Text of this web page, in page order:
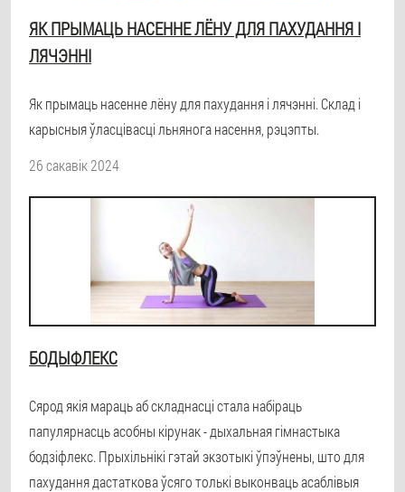
ЯК ПРЫМАЦЬ НАСЕННЕ ЛЁНУ ДЛЯ ПАХУДАННЯ І
ЛЯЧЭННІ
Як прымаць насенне лёну для пахудання і лячэнні. Склад і
карысныя ўласцівасці льнянога насення, рэцэпты.
26 сакавік 2024
БОДЫФЛЕКС
Сярод якія мараць аб складнасці стала набіраць
папулярнасць асобны кірунак - дыхальная гімнастыка
бодзіфлекс. Прыхільнікі гэтай экзотыкі ўпэўнены, што для
пахудання дастаткова ўсяго толькі выконваць асаблівыя